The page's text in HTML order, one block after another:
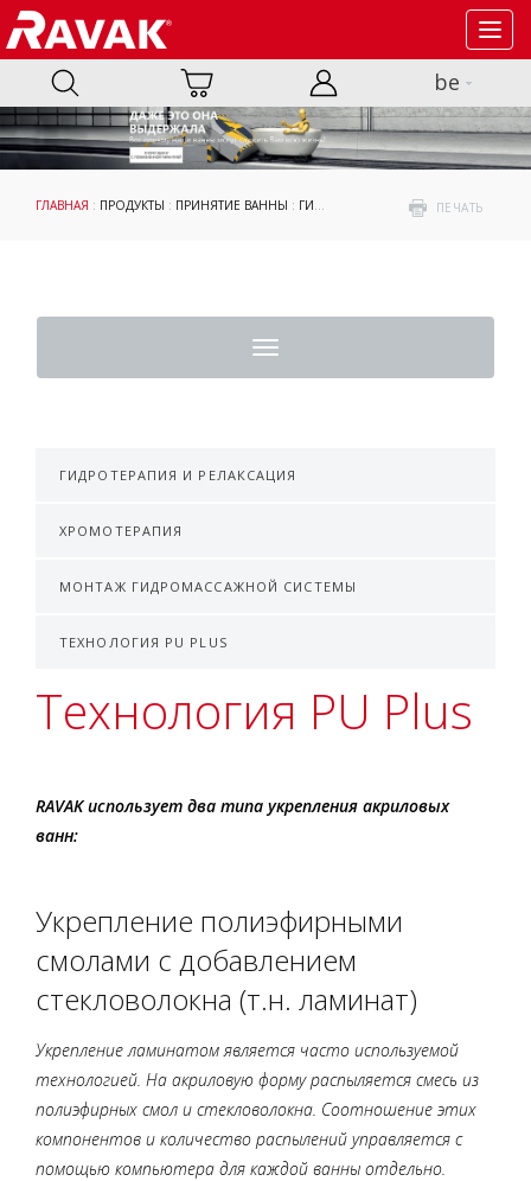
be
ПЕЧАТЬ
ГЛАВНАЯ : ПРОДУКТЫ : ПРИНЯТИЕ ВАННЫ : ГИДРОМАССАЖНЫЕ СИСТЕМЫ
Toggle
navigation
ГИДРОТЕРАПИЯ И РЕЛАКСАЦИЯ
ХРОМОТЕРАПИЯ
МОНТАЖ ГИДРОМАССАЖНОЙ СИСТЕМЫ
ТЕХНОЛОГИЯ PU PLUS
Технология PU Plus
RAVAK использует два типа укрепления акриловых
ванн:
Укрепление полиэфирными
смолами с добавлением
стекловолокна (т.н. ламинат)
Укрепление ламинатом является часто используемой
технологией. На акриловую форму распыляется смесь из
полиэфирных смол и стекловолокна. Соотношение этих
компонентов и количество распылений управляется с
помощью компьютера для каждой ванны отдельно.